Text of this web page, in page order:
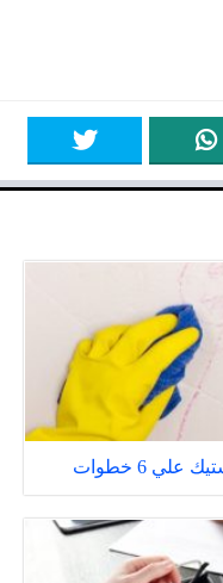
6 خطوات